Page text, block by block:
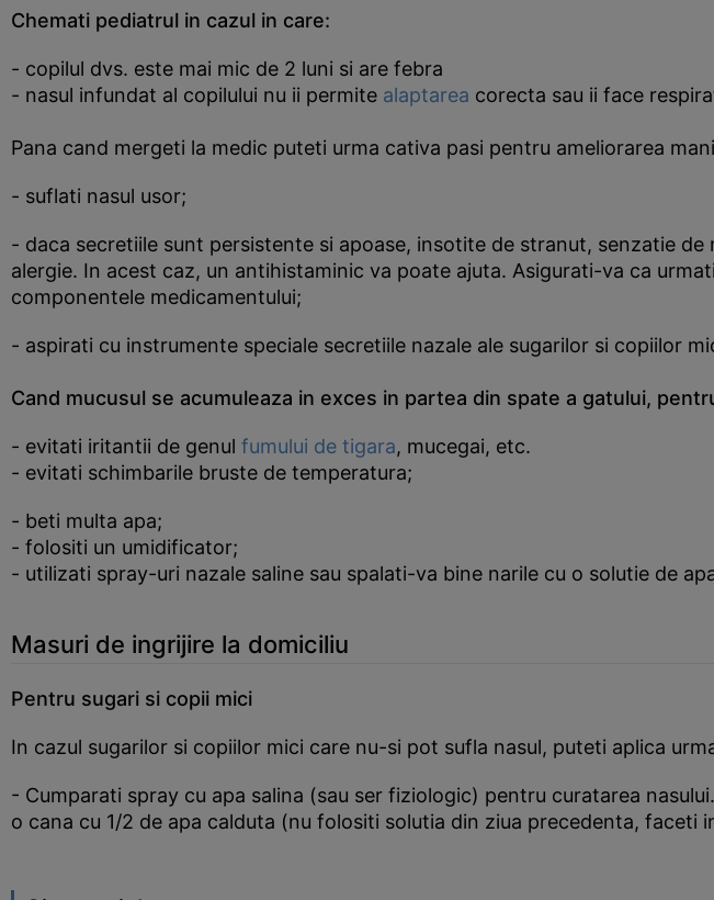
Chemati pediatrul in cazul in care:
- copilul dvs. este mai mic de 2 luni si are febra
- nasul infundat al copilului nu ii permite alaptarea corecta sau ii face
Pana cand mergeti la medic puteti urma cativa pasi pentru ameliorarea
- suflati nasul usor;
- daca secretiile sunt persistente si apoase, insotite de stranut, senzatie de
alergie. In acest caz, un antihistaminic va poate ajuta. Asigurati-va ca
componentele medicamentului;
- aspirati cu instrumente speciale secretiile nazale ale sugarilor si copiilor
Cand mucusul se acumuleaza in exces in partea din spate a gatului,
- evitati iritantii de genul fumului de tigara, mucegai, etc.
- evitati schimbarile bruste de temperatura;
- beti multa apa;
- folositi un umidificator;
- utilizati spray-uri nazale saline sau spalati-va bine narile cu o solutie de
Masuri de ingrijire la domiciliu
Pentru sugari si copii mici
In cazul sugarilor si copiilor mici care nu-si pot sufla nasul, puteti aplica
- Cumparati spray cu apa salina (sau ser fiziologic) pentru curatarea
o cana cu 1/2 de apa calduta (nu folositi solutia din ziua precedenta, faceti